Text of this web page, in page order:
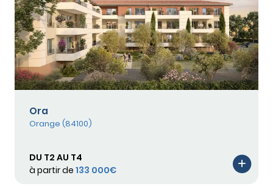
Ora
Orange (84100)
DU T2 AU T4
à partir de 133 000€